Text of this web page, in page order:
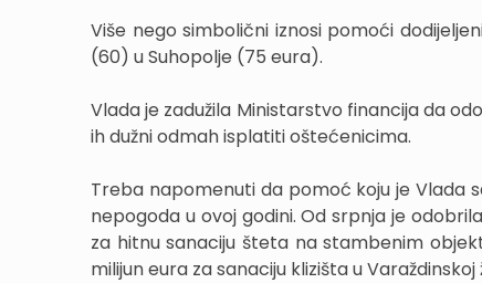
Više nego simbolični iznosi pomoći
(60) u Suhopolje (75 eura).
Vlada je zadužila Ministarstvo financija da
ih dužni odmah isplatiti oštećenicima.
Treba napomenuti da pomoć koju je Vlada
nepogoda u ovoj godini. Od srpnja je
za hitnu sanaciju šteta na stambenim
milijun eura za sanaciju klizišta u Varaždinskoj